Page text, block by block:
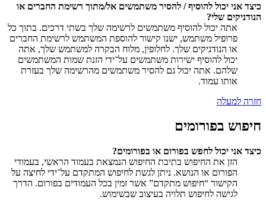
כיצד אני יכול להוסיף / להסיר משתמשים אל/מתוך רשימת החברים או
הנודניקים שלי?
אתה יכול להוסיף משתמשים לרשימה שלך בשתי דרכים. בתוך כל
פרופיל משתמש, ישנו קישור להוספת המשתמש לרשימת החברים
או הנודניקים שלך. לחלופין, מלוח הבקרה למשתמש שלך, אתה
יכול להוסיף ישירות משתמשים על־ידי הזנת שמות המשתמשים
שלהם. אתה יכול גם להסיר משתמשים מהרשימה שלך בעזרת
אותו עמוד.
חזרה למעלה
חיפוש בפורומים
כיצד אני יכול לחפש בפורום או בפורומים?
הזן את החיפוש בתיבת החיפוש הנמצאת בעמוד הראשי, בעמודי
הפורום או הנושא. ניתן לגשת לחיפוש המתקדם על־ידי לחיצה על
הקישור “חיפוש מתקדם” אשר זמין בכל העמודים בפורום. הדרך
לגישה לחיפוש תלויה בעיצוב שבשימוש.